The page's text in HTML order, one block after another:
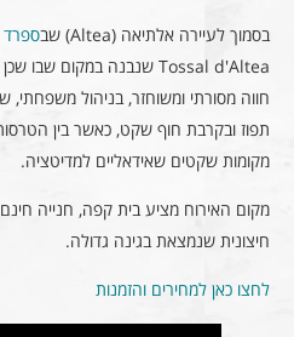
בסמוך לעיירה אלתיאה (Altea) שב ספרד
חווה מסורתי ומשוחזר, בניהול משפחתי,
תפוז ובקרבת חוף שקט, כאשר בין הטרסות
מקומות שקטים שאידאליים למדיטציה.
מקום האירוח מציע בית קפה, חנייה
חיצונית שנמצאת בגינה גדולה.
לחצו כאן למחירים והזמנות